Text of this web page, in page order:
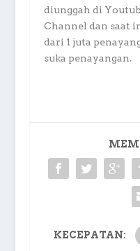
diunggah di
Channel dan saat
dari 1 juta
suka penayangan.
KECEPATAN: